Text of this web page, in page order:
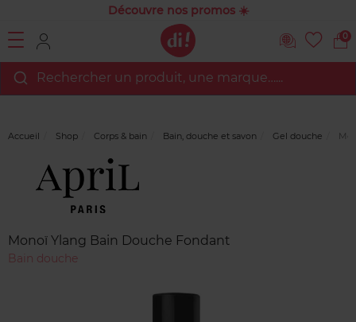
Découvre nos promos ☀️
0
Rechercher un produit, une marque…...
Accueil Shop Corps & bain Bain, douche et savon Gel douche
Monoï Ylang Bain Douche Fondant
Bain douche